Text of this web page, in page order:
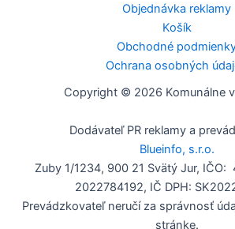
Objednávka reklamy
Košík
Obchodné
Ochrana osobných
Copyright © 2026 Komunálne
Dodávateľ PR reklamy a
Blueinfo, s.r.o.
Zuby 1/1234, 900 21 Svätý Jur, IČO:
2022784192, IČ DPH:
Prevádzkovateľ neručí za správnosť
stránke.